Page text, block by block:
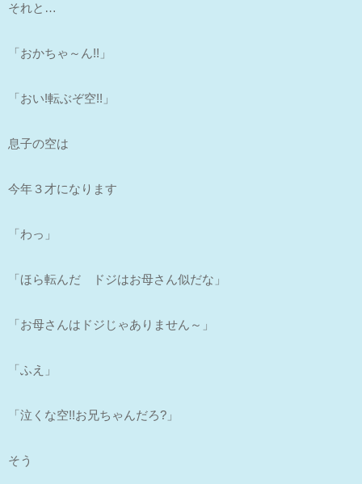
それと…
「おかちゃ～ん!!」
「おい!転ぶぞ空!!」
息子の空は
今年３才になります
「わっ」
「ほら転んだ ドジはお母さん似だな」
「お母さんはドジじゃありません～」
「ふえ」
「泣くな空!!お兄ちゃんだろ?」
そう